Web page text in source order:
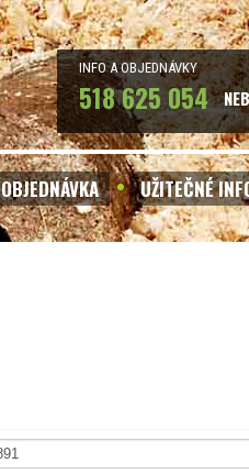
INFO A OBJEDNÁVKY
518 625 054
OBJEDNÁVKA UŽITEČNÉ